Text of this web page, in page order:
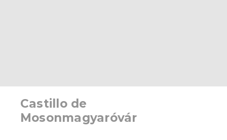
Castillo de
Mosonmagyaróvár